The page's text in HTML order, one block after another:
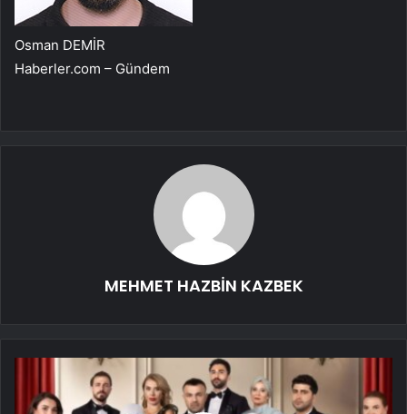
Osman DEMİR
Haberler.com – Gündem
MEHMET HAZBİN KAZBEK